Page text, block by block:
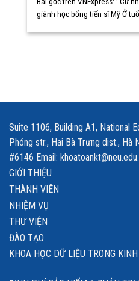
giành học bổng tiến sĩ Mỹ Ở tuổi
Suite 1106, Building A1, National
Phóng str., Hai Bà Trưng dist.,
#6146 Email:
GIỚI THIỆU
THÀNH VIÊN
NHIỆM VỤ
THƯ VIỆN
ĐÀO TẠO
KHOA HỌC DỮ LIỆU TRONG